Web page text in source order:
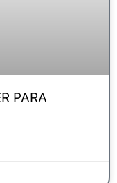
PARA